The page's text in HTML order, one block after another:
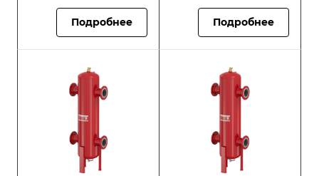
Подробнее
стабилизаторы
Подробнее